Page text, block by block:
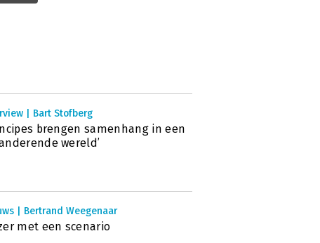
| Bart Stofberg
brengen samenhang in een
wereld’
| Bertrand Weegenaar
met een scenario